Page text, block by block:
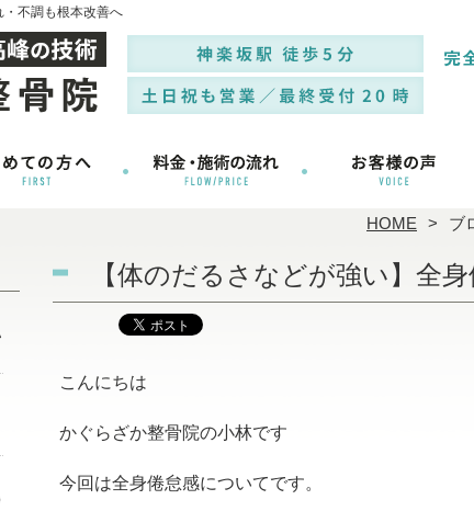
・不調も根本改善へ
HOME ブ
【体のだるさなどが強い】全
こんにちは
かぐらざか整骨院の小林です
今回は全身倦怠感についてです。